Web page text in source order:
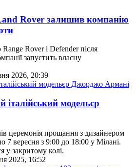
Rover залишив компанію
Rover і Defender після
запустить власну
2026, 20:39
італійський модельєр
церемонія прощання з дизайнером
7 вересня з 9:00 до 18:00 у Мілані.
у закритому колі.
2025, 16:52